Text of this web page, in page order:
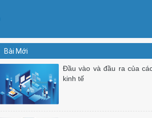
Bài Mới
Đầu vào và đầu ra của
kinh tế